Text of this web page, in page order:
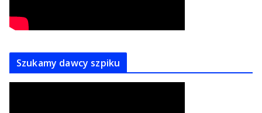
Szukamy dawcy szpiku